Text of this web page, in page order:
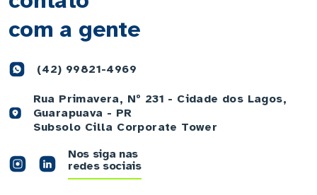
com a gente
(42) 99821-4969
Rua Primavera, Nº 231 - Cidade dos Lagos,
Guarapuava - PR
Subsolo Cilla Corporate Tower
Nos siga nas
redes sociais